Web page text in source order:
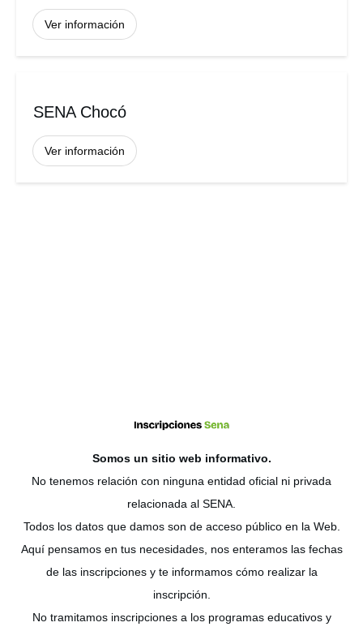
Ver información
SENA Chocó
Ver información
Somos un sitio web informativo.
No tenemos relación con ninguna entidad oficial ni privada
relacionada al SENA.
Todos los datos que damos son de acceso público en la Web.
Aquí pensamos en tus necesidades, nos enteramos las fechas
de las inscripciones y te informamos cómo realizar la
inscripción.
No tramitamos inscripciones a los programas educativos y